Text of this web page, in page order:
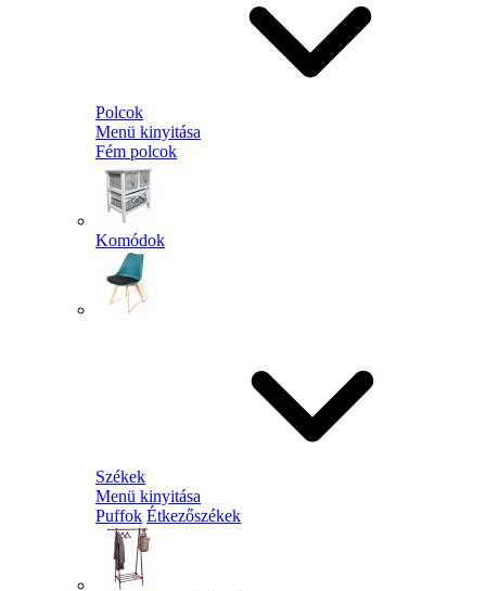
Polcok
Menü kinyitása
Fém polcok
Komódok
Székek
Menü kinyitása
Puffok Étkezőszékek